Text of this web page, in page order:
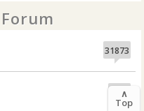
31873
6717
∧
Top